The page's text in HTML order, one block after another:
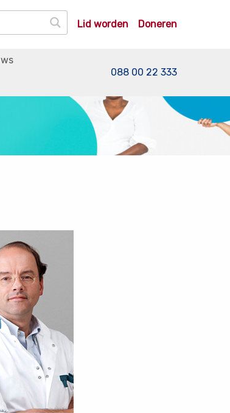
Lid worden Doneren
088 00 22 333